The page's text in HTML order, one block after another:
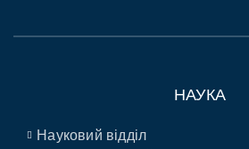
НАУКА
Науковий відділ